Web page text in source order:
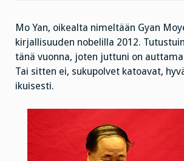
Mo Yan, oikealta nimeltään Gyan
kirjallisuuden nobelilla 2012.
tänä vuonna, joten juttuni on
Tai sitten ei, sukupolvet katoavat,
ikuisesti.